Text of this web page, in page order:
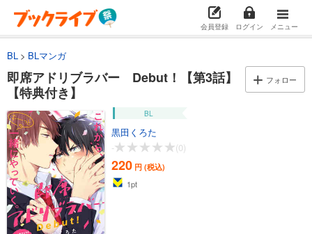
会員登録 ログイン メニュー
BL BLマンガ
即席アドリブラバー Debut！【第3話】
【特典付き】
フォロー
BL
黒田くろた
-
(0)
220 円 (税込)
1pt